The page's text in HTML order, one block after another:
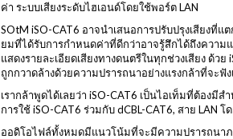
ค่า ระบบเสียงระดับไฮเอนด์โดยใช้พอร์ต LAN
SOtM iSO-CAT6 อาจนำเสนอการปรับปรุงเสียงที่
ยมที่ได้รับการกำหนดค่าที่ดีกว่าอาจรู้สึกได้ถึงความ
แสดงรายละเอียดเสียงทางดนตรีในทุกช่วงเสียง ด้
ถูกกวาดล้างด้วยความปรารถนาอย่างแรงกล้าที่จะฟั
เรากล้าพูดได้เลยว่า iSO-CAT6 เป็นไอเท็มที่ต้องมี
การใช้ iSO-CAT6 ร่วมกับ dCBL-CAT6, สาย LAN
ออดิโอไฟล์ทั้งหมดมีแนวโน้มที่จะมีความปรารถนาภ